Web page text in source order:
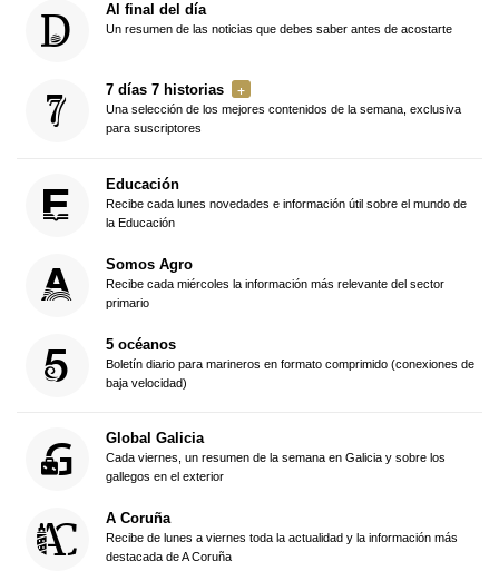
Al final del día
Un resumen de las noticias que debes saber antes de acostarte
7 días 7 historias
Una selección de los mejores contenidos de la semana, exclusiva
para suscriptores
Educación
Recibe cada lunes novedades e información útil sobre el mundo de
la Educación
Somos Agro
Recibe cada miércoles la información más relevante del sector
primario
5 océanos
Boletín diario para marineros en formato comprimido (conexiones de
baja velocidad)
Global Galicia
Cada viernes, un resumen de la semana en Galicia y sobre los
gallegos en el exterior
A Coruña
Recibe de lunes a viernes toda la actualidad y la información más
destacada de A Coruña